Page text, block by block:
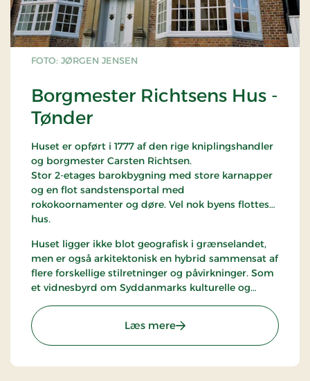
FOTO: JØRGEN JENSEN
Borgmester Richtsens Hus -
Tønder
Huset er opført i 1777 af den rige kniplingshandler
og borgmester Carsten Richtsen.
Stor 2-etages barokbygning med store karnapper
og en flot sandstensportal med
rokokoornamenter og døre. Vel nok byens flotteste
hus.
Huset ligger ikke blot geografisk i grænselandet,
men er også arkitektonisk en hybrid sammensat af
flere forskellige stilretninger og påvirkninger. Som
et vidnesbyrd om Syddanmarks kulturelle og
regional, men også af national betydning og som
sådan umistelig for den danske kulturarv..
Læs mere: Borgmester Richtsens